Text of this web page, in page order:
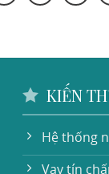
KIẾN
Hệ thống
Vay tín